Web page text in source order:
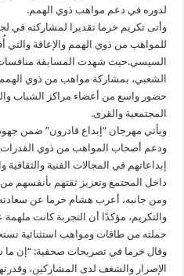
لدوره في دعم مواهب ذوي الهمم.
وأتى تكريم خرما تقديرا لمشاركته في
للمواهب من ذوي الهمم والإعاقة والتي
السيسي.حيث شهدت المسابقة
الشعبي، بمشاركة مواهب من ذوي
حضور واسع من أعضاء مراكز الشباب
المجتمعية والقرى.
ويأتي مهرجان “إبداع قادرون” ضمن
ودعم أصحاب المواهب من ذوي
إبداعاتهم في المجالات الفنية
داخل المجتمع وتعزيز ثقتهم بأنفسهم من
ومن جانبه، أعرب هشام خرما عن
والتكريم، مؤكدًا أن التجربة كانت
حملته من طاقات ومواهب استثنائية
وقال خرما في تصريحات صحفية: “إن
الإصرار والشغف لدى المشاركين،